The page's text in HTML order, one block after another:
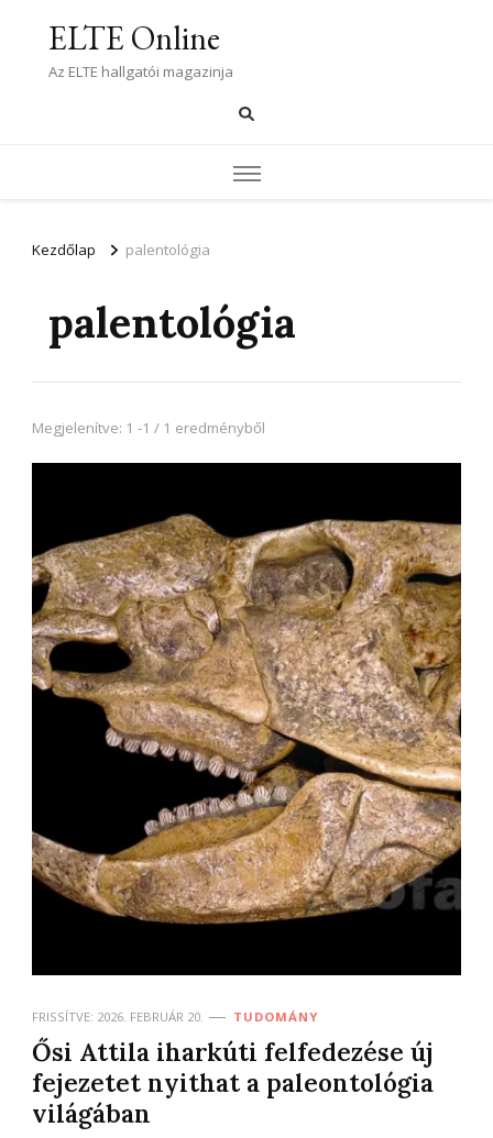
ELTE Online
Az ELTE hallgatói magazinja
Kezdőlap palentológia
palentológia
Megjelenítve: 1 -1 / 1 eredményből
FRISSÍTVE: 2026. FEBRUÁR 20. TUDOMÁNY
Ősi Attila iharkúti felfedezése új
fejezetet nyithat a paleontológia
világában